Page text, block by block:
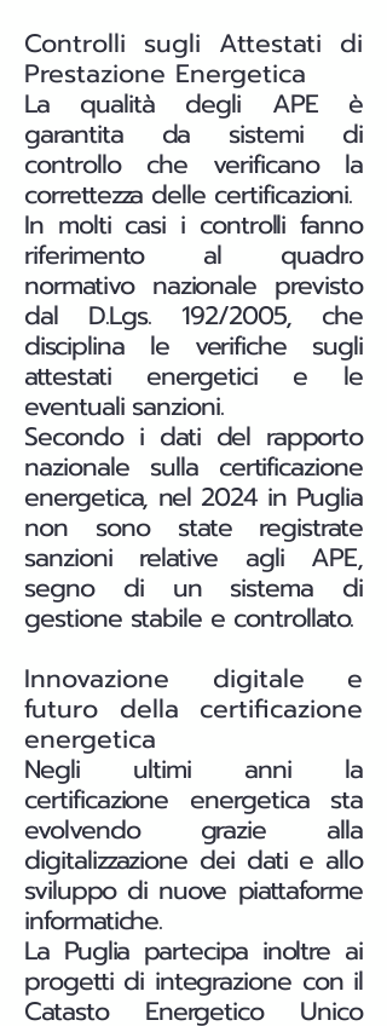
Controlli sugli Attestati di
Prestazione Energetica
La qualità degli APE è
garantita da sistemi di
controllo che verificano la
correttezza delle certificazioni.
In molti casi i controlli fanno
riferimento al quadro
normativo nazionale previsto
dal D.Lgs. 192/2005, che
disciplina le verifiche sugli
attestati energetici e le
eventuali sanzioni.
Secondo i dati del rapporto
nazionale sulla certificazione
energetica, nel 2024 in Puglia
non sono state registrate
sanzioni relative agli APE,
segno di un sistema di
gestione stabile e controllato.
Innovazione digitale e
futuro della certificazione
energetica
Negli ultimi anni la
certificazione energetica sta
evolvendo grazie alla
digitalizzazione dei dati e allo
sviluppo di nuove piattaforme
informatiche.
La Puglia partecipa inoltre ai
progetti di integrazione con il
Catasto Energetico Unico